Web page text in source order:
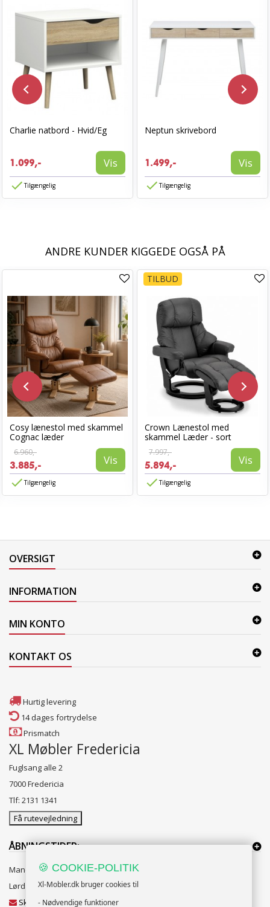
Charlie natbord - Hvid/Eg
1.099,- Vis
Tilgængelig
Neptun skrivebord
1.499,- Vis
Tilgængelig
ANDRE KUNDER KIGGEDE OGSÅ PÅ
Cosy lænestol med skammel
Cognac læder
6.960,-
3.885,- Vis
Tilgængelig
TILBUD
Crown Lænestol med
skammel Læder - sort
7.997,-
5.894,- Vis
Tilgængelig
OVERSIGT
INFORMATION
MIN KONTO
KONTAKT OS
Hurtig levering
14 dages fortrydelse
Prismatch
XL Møbler Fredericia
Fuglsang alle 2
7000 Fredericia
Tlf: 2131 1341
Få rutevejledning
ÅBNINGSTIDER:
Mandag til Fredag 10:00 til 18:00
Lørdag og Søndag 10:00 til 16:00
Skriv til vores kundeservice
🍪 COOKIE-POLITIK
Xl-Mobler.dk bruger cookies til
- Nødvendige funktioner